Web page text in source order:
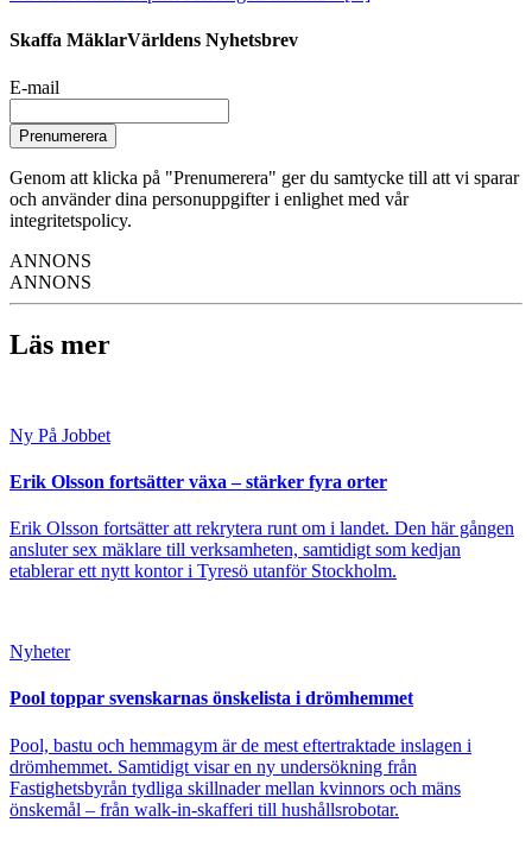
Skaffa MäklarVärldens Nyhetsbrev
E-mail
Prenumerera
Genom att klicka på "Prenumerera" ger du samtycke till att vi sparar
och använder dina personuppgifter i enlighet med vår
integritetspolicy.
ANNONS
ANNONS
Läs mer
Ny På Jobbet
Erik Olsson fortsätter växa – stärker fyra orter
Erik Olsson fortsätter att rekrytera runt om i landet. Den här gången
ansluter sex mäklare till verksamheten, samtidigt som kedjan
etablerar ett nytt kontor i Tyresö utanför Stockholm.
Nyheter
Pool toppar svenskarnas önskelista i drömhemmet
Pool, bastu och hemmagym är de mest eftertraktade inslagen i
drömhemmet. Samtidigt visar en ny undersökning från
Fastighetsbyrån tydliga skillnader mellan kvinnors och mäns
önskemål – från walk-in-skafferi till hushållsrobotar.